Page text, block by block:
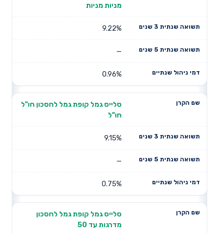
מניות מניות
9.22%
—
0.96%
סלייס גמל קופת גמל לחסכון חו"ל
חו"ל
9.15%
—
0.75%
סלייס גמל קופת גמל לחסכון
מדרגות עד 50